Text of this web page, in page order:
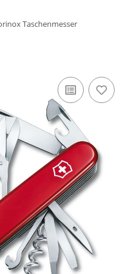
Taschenmesser